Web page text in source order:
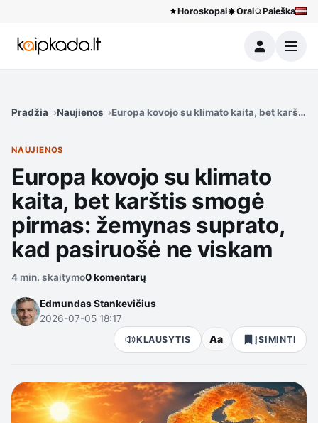
Horoskopai Orai Paieška
Meniu
Pradžia Naujienos Europa kovojo su klimato kaita, bet karštis
NAUJIENOS
Europa kovojo su klimato
kaita, bet karštis smogė
pirmas: žemynas suprato,
kad pasiruošė ne viskam
4 min. skaitymo0 komentarų
Edmundas Stankevičius
2026-07-05 18:17
KLAUSYTIS Aa ĮSIMINTI